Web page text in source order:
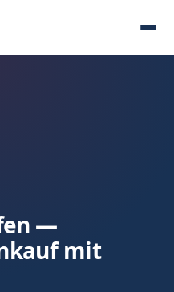
—
mit